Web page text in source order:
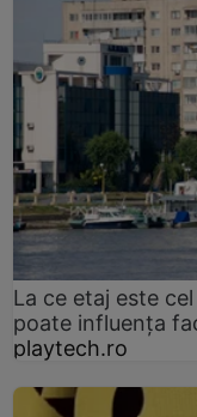
La ce etaj este
poate influența
playtech.ro